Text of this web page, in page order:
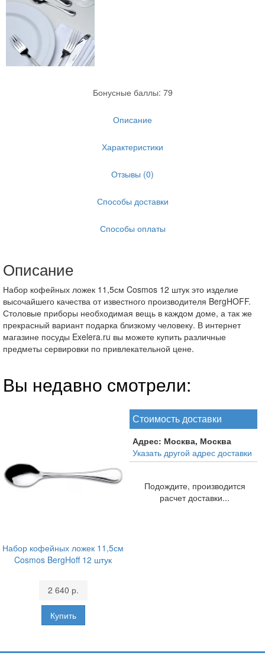
Бонусные баллы: 79
Описание
Характеристики
Отзывы (0)
Способы доставки
Способы оплаты
Описание
Набор кофейных ложек 11,5см Cosmos 12 штук это изделие
высочайшего качества от известного производителя BergHOFF.
Столовые приборы необходимая вещь в каждом доме, а так же
прекрасный вариант подарка близкому человеку. В интернет
магазине посуды Exelera.ru вы можете купить различные
предметы сервировки по привлекательной цене.
Вы недавно смотрели:
Набор кофейных ложек 11,5см
Cosmos BergHoff 12 штук
2 640 р.
Стоимость доставки
Адрес: Москва, Москва
Указать другой адрес доставки
Подождите, производится
расчет доставки...